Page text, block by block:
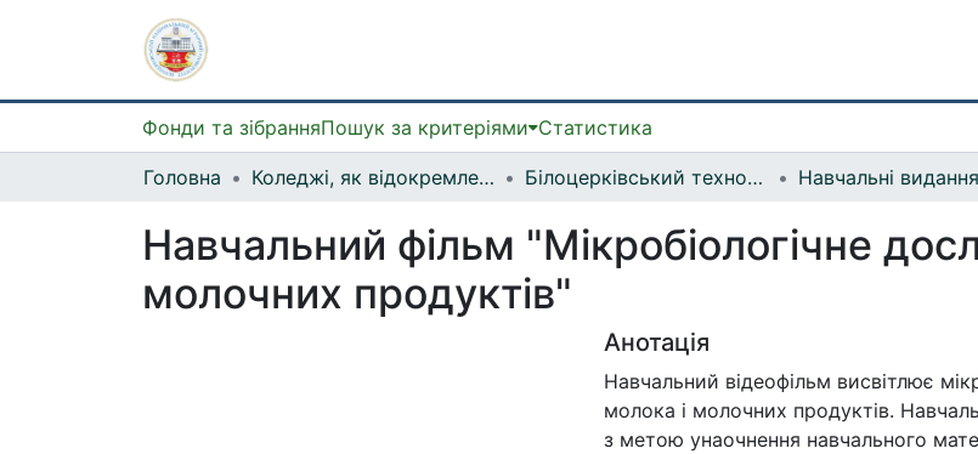
Фонди та зібранняПошук за критеріями Статистика
Головна Коледжі, як відокремлені структурні підрозділи Білоцерківський технолого-економічний коледж Навчальні видання
Навчальний фільм "Мікробіологічне
молочних продуктів"
Анотація
Навчальний відеофільм висвітлює
молока і молочних продуктів.
з метою унаочнення навчального